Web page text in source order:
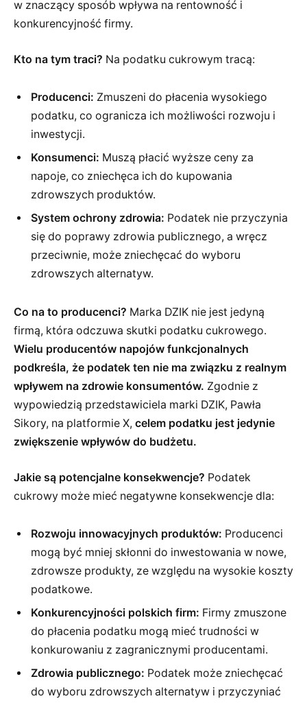
w znaczący sposób wpływa na rentowność i
konkurencyjność firmy.
Kto na tym traci? Na podatku cukrowym tracą:
Producenci: Zmuszeni do płacenia wysokiego
podatku, co ogranicza ich możliwości rozwoju i
inwestycji.
Konsumenci: Muszą płacić wyższe ceny za
napoje, co zniechęca ich do kupowania
zdrowszych produktów.
System ochrony zdrowia: Podatek nie przyczynia
się do poprawy zdrowia publicznego, a wręcz
przeciwnie, może zniechęcać do wyboru
zdrowszych alternatyw.
Co na to producenci? Marka DZIK nie jest jedyną
firmą, która odczuwa skutki podatku cukrowego.
Wielu producentów napojów funkcjonalnych
podkreśla, że podatek ten nie ma związku z realnym
wpływem na zdrowie konsumentów. Zgodnie z
wypowiedzią przedstawiciela marki DZIK, Pawła
Sikory, na platformie X, celem podatku jest jedynie
zwiększenie wpływów do budżetu.
Jakie są potencjalne konsekwencje? Podatek
cukrowy może mieć negatywne konsekwencje dla:
Rozwoju innowacyjnych produktów: Producenci
mogą być mniej skłonni do inwestowania w nowe,
zdrowsze produkty, ze względu na wysokie koszty
podatkowe.
Konkurencyjności polskich firm: Firmy zmuszone
do płacenia podatku mogą mieć trudności w
konkurowaniu z zagranicznymi producentami.
Zdrowia publicznego: Podatek może zniechęcać
do wyboru zdrowszych alternatyw i przyczyniać